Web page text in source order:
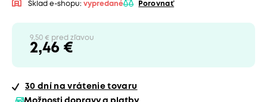
Sklad e-shopu: vypredané Porovnať
9,50 € pred zľavou
2,46 €
30 dní na vrátenie tovaru